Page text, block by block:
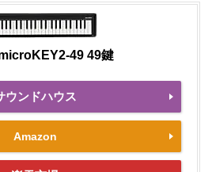
49 49鍵
ウンドハウス
Amazon